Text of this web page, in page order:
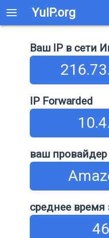
YuIP.org
Ваш IP в сети
IP Forwarded
ваш провайдер
среднее время